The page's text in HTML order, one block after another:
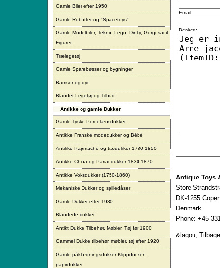
Gamle Biler efter 1950
Gamle Robotter og "Spacetoys"
Gamle Modelbiler, Tekno, Lego, Dinky, Gorgi samt
Figurer
Trælegetøj
Gamle Sparebøsser og bygninger
Bamser og dyr
Blandet Legetøj og Tilbud
Antikke og gamle Dukker
Gamle Tyske Porcelænsdukker
Antikke Franske modedukker og Bébé
Antikke Papmache og trædukker 1780-1850
Antikke China og Pariandukker 1830-1870
Antikke Voksdukker (1750-1860)
Mekaniske Dukker og spilledåser
Gamle Dukker efter 1930
Blandede dukker
Antikt Dukke Tilbehør, Møbler, Tøj før 1900
Gammel Dukke tilbehør, møbler, tøj efter 1920
Gamle påklædningsdukker-Klippdocker-
papirdukker
Email:
Besked:
Antique Toys
Store
DK-1255
Denmark
Phone: +45
&laqou; Tilbage